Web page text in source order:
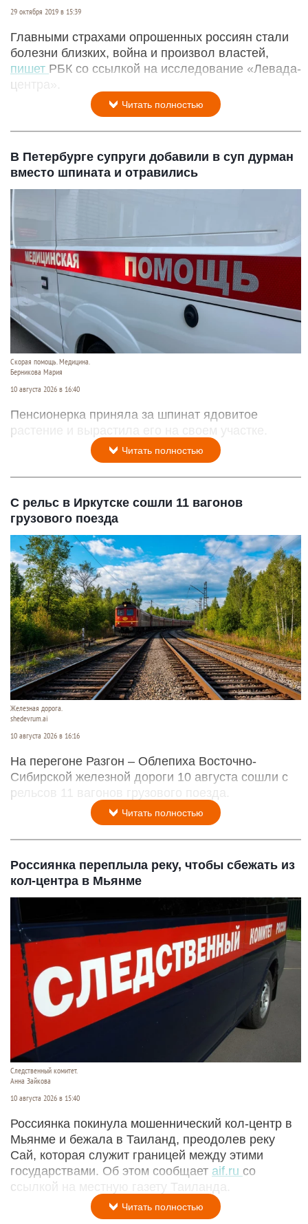
29 октября 2019 в 15:39
Главными страхами опрошенных россиян стали
болезни близких, война и произвол властей,
пишет РБК со ссылкой на исследование «Левада-
центра».
Читать полностью
В Петербурге супруги добавили в суп дурман
вместо шпината и отравились
Скорая помощь. Медицина.
Берникова Мария
10 августа 2026 в 16:40
Пенсионерка приняла за шпинат ядовитое
растение и вырастила его на своем участке.
Читать полностью
С рельс в Иркутске сошли 11 вагонов
грузового поезда
Железная дорога.
shedevrum.ai
10 августа 2026 в 16:16
На перегоне Разгон – Облепиха Восточно-
Сибирской железной дороги 10 августа сошли с
рельсов 11 вагонов грузового поезда.
Читать полностью
Россиянка переплыла реку, чтобы сбежать из
кол-центра в Мьянме
Следственный комитет.
Анна Зайкова
10 августа 2026 в 15:40
Россиянка покинула мошеннический кол-центр в
Мьянме и бежала в Таиланд, преодолев реку
Сай, которая служит границей между этими
государствами. Об этом сообщает aif.ru со
ссылкой на местную газету Таиланда.
Читать полностью